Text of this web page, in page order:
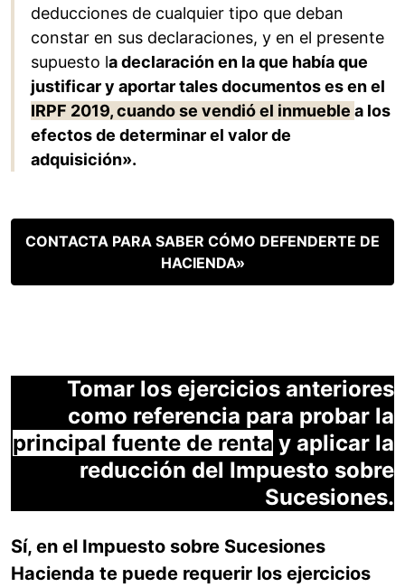
deducciones de cualquier tipo que deban
constar en sus declaraciones, y en el presente
supuesto la declaración en la que había que
justificar y aportar tales documentos es en el
IRPF 2019, cuando se vendió el inmueble a los
efectos de determinar el valor de
adquisición».
CONTACTA PARA SABER CÓMO DEFENDERTE DE
HACIENDA»
Tomar los ejercicios anteriores
como referencia para probar la
principal fuente de renta y aplicar la
reducción del Impuesto sobre
Sucesiones.
Sí, en el Impuesto sobre Sucesiones
Hacienda te puede requerir los ejercicios